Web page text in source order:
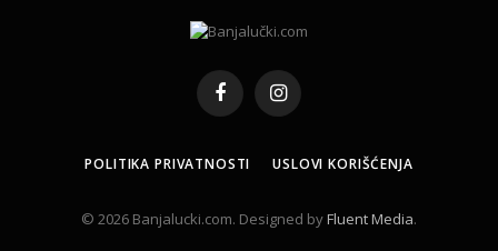
FacebookInstagram
POLITIKA PRIVATNOSTI USLOVI KORIŠĆENJA
© 2026 Banjalucki.com. Designed byFluent Media.